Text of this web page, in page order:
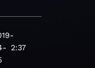
2:37